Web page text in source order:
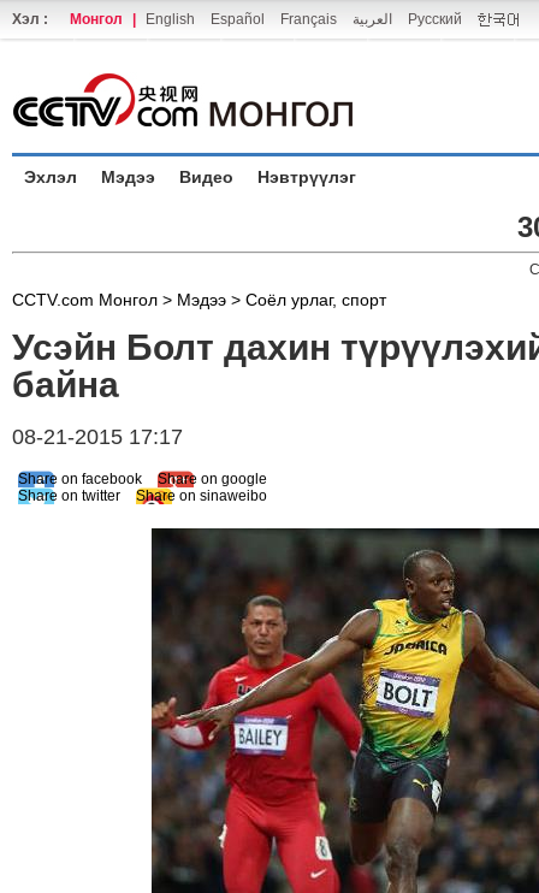
Хэл : Монгол English Español Français العربية Русский
Эхлэл Мэдээ Видео Нэвтрүүлэг
CCTV.com Монгол > Мэдээ > Соёл урлаг, спорт
Усэйн Болт дахин
байна
08-21-2015 17:17
Share on facebook
Share on google
Share on twitter
Share on sinaweibo